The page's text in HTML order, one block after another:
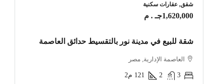
شقق, عقارات سكنية
1,620,000جـ . م
شقة للبيع في مدينة نور بالتقسيط حدائق العاصمة
العاصمة الإدارية, مصر
3
2
121 م2